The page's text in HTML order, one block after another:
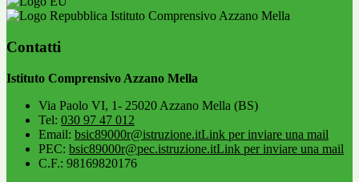
Istituto Comprensivo Azzano Mella
Contatti
Istituto Comprensivo Azzano Mella
Via Paolo VI, 1- 25020 Azzano Mella (BS)
Tel: 030 97 47 012
Email: bsic89000r@istruzione.itLink per inviare una mail
PEC: bsic89000r@pec.istruzione.itLink per inviare una mail
C.F.: 98169820176